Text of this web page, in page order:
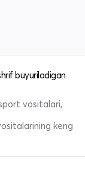
buyuriladigan
vositalari,
keng